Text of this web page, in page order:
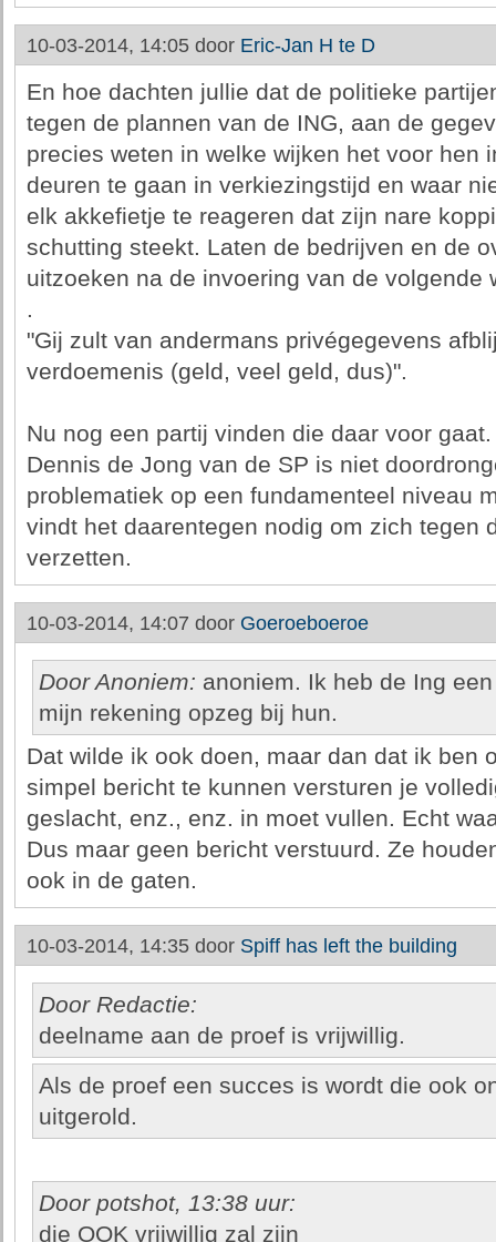
10-03-2014, 14:05 door Eric-Jan H te D
En hoe dachten jullie dat de politieke
tegen de plannen van de ING, aan de
precies weten in welke wijken het voor hen
deuren te gaan in verkiezingstijd en waar
elk akkefietje te reageren dat zijn nare
schutting steekt. Laten de bedrijven en de
uitzoeken na de invoering van de volgende
.
"Gij zult van andermans privégegevens
verdoemenis (geld, veel geld, dus)".
Nu nog een partij vinden die daar voor
Dennis de Jong van de SP is niet
problematiek op een fundamenteel niveau
vindt het daarentegen nodig om zich tegen
verzetten.
10-03-2014, 14:07 door Goeroeboeroe
Door Anoniem: anoniem. Ik heb de Ing
mijn rekening opzeg bij hun.
Dat wilde ik ook doen, maar dan dat ik ben
simpel bericht te kunnen versturen je
geslacht, enz., enz. in moet vullen. Echt
Dus maar geen bericht verstuurd. Ze
ook in de gaten.
10-03-2014, 14:35 door Spiff has left the building
Door Redactie:
deelname aan de proef is vrijwillig.
Als de proef een succes is wordt die ook
uitgerold.
Door potshot, 13:38 uur:
die OOK vrijwillig zal zijn